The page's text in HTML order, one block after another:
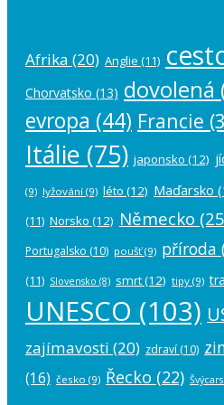
Afrika (20) Anglie (11)
Chorvatsko (13) dovolená
evropa (44) Francie
Itálie (75) japonsko (12)
(9) lyžování (9) léto (12) Maďarsko
(11) Norsko (12) Německo
Portugalsko (10) poušť(9) příroda
(11) Slovensko (8) smrt(12) tipy (9)
UNESCO (103)
zajímavosti (20) zdraví (10)
(16) česko (9) Řecko (22)